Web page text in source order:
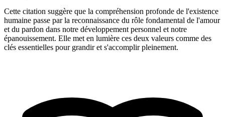
Cette citation suggère que la compréhension profonde de l'existence
humaine passe par la reconnaissance du rôle fondamental de l'amour
et du pardon dans notre développement personnel et notre
épanouissement. Elle met en lumière ces deux valeurs comme des
clés essentielles pour grandir et s'accomplir pleinement.